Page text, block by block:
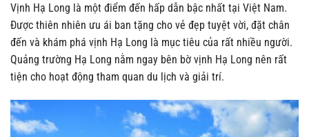
Vịnh Hạ Long là một điểm đến hấp dẫn bậc nhất tại Việt Nam.
Được thiên nhiên ưu ái ban tặng cho vẻ đẹp tuyệt vời, đặt chân
đến và khám phá vịnh Hạ Long là mục tiêu của rất nhiều người.
Quảng trường Hạ Long nằm ngay bên bờ vịnh Hạ Long nên rất
tiện cho hoạt động tham quan du lịch và giải trí.